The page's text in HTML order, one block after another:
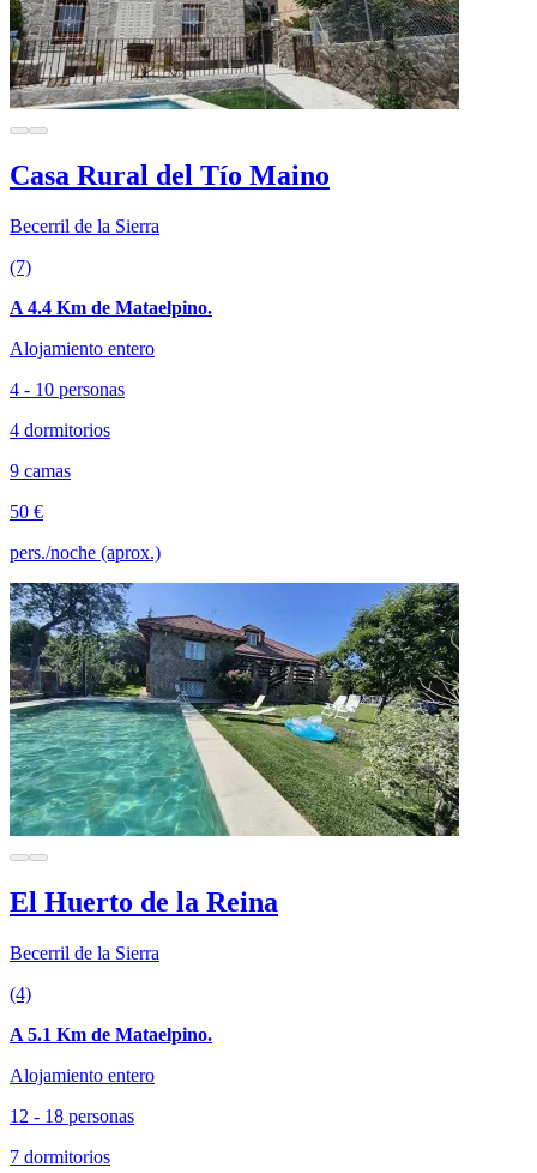
Casa Rural del Tío Maino
Becerril de la Sierra
(7)
A 4.4 Km de Mataelpino.
Alojamiento entero
4 - 10 personas
4 dormitorios
9 camas
50 €
pers./noche (aprox.)
El Huerto de la Reina
Becerril de la Sierra
(4)
A 5.1 Km de Mataelpino.
Alojamiento entero
12 - 18 personas
7 dormitorios